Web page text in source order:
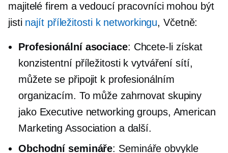
majitelé firem a vedoucí pracovníci mohou být
jisti najít příležitosti k networkingu, Včetně:
Profesionální asociace: Chcete-li získat
konzistentní příležitosti k vytváření sítí,
můžete se připojit k profesionálním
organizacím. To může zahrnovat skupiny
jako Executive networking groups, American
Marketing Association a další.
Obchodní semináře: Semináře obvykle